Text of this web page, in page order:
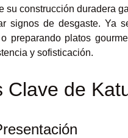
su construcción duradera
signos de desgaste. Ya
preparando platos
y sofisticación.
Clave de